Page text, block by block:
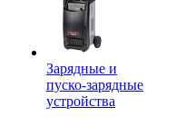
Зарядные и
пуско-зарядные
устройства